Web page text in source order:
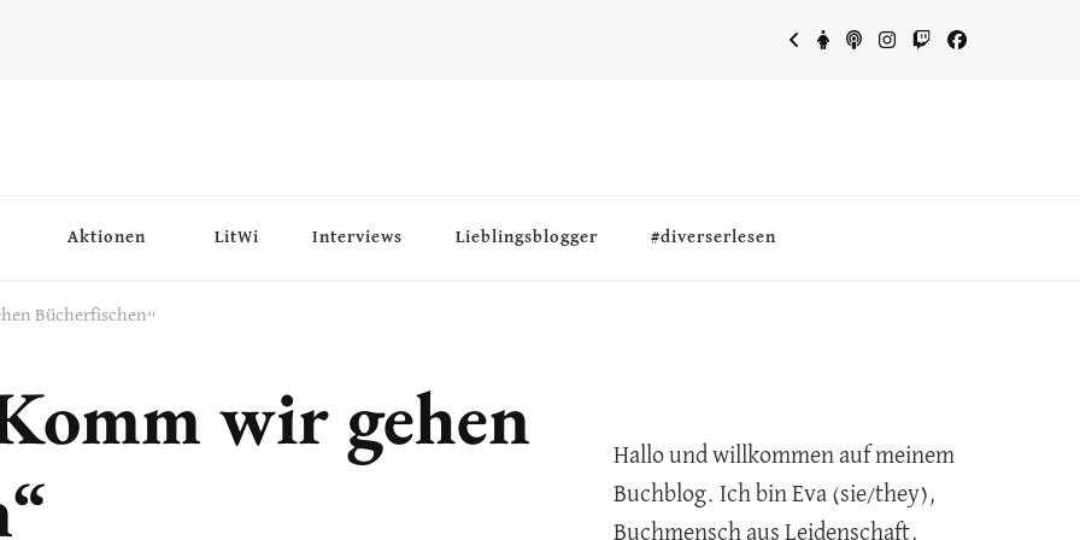
Aktionen LitWi Interviews Lieblingsblogger #diverserlesen
Bücherfischen“
wir gehen
Hallo und willkommen auf meinem
Buchblog. Ich bin Eva (sie/they),
Buchmensch aus Leidenschaft,